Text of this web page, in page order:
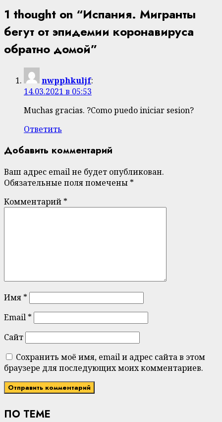
1 thought on “Испания. Мигранты
бегут от эпидемии коронавируса
обратно домой”
nwpphkuljf:
14.03.2021 в 05:53
Muchas gracias. ?Como puedo iniciar sesion?
Ответить
Добавить комментарий
Ваш адрес email не будет опубликован.
Обязательные поля помечены *
Комментарий *
Имя *
Email *
Сайт
Сохранить моё имя, email и адрес сайта в этом
браузере для последующих моих комментариев.
ПО ТЕМЕ